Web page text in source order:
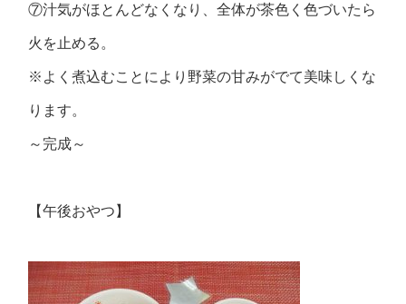
⑦汁気がほとんどなくなり、全体が茶色く色づいたら
火を止める。
※よく煮込むことにより野菜の甘みがでて美味しくな
ります。
～完成～
【午後おやつ】